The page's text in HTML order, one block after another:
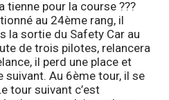
tienne pour la course ???
au 24ème rang, il
la sortie du Safety Car au
de trois pilotes, relancera
il perd une place et
suivant. Au 6ème tour, il se
tour suivant c’est